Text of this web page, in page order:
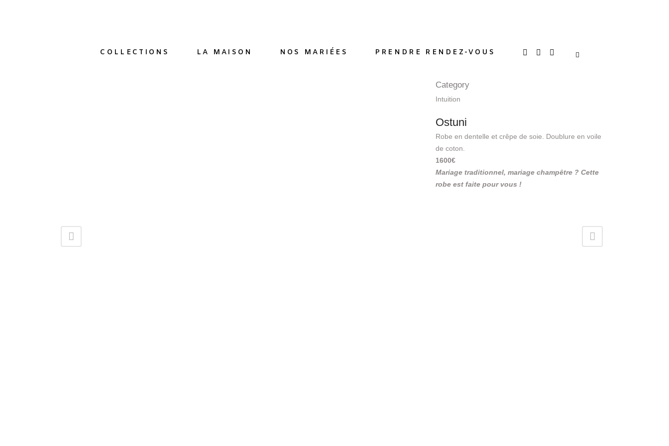
COLLECTIONS LA MAISON NOS MARIÉES PRENDRE RENDEZ-VOUS
Category
Intuition
Ostuni
Robe en dentelle et crêpe de soie. Doublure en voile
de coton.
1600€
Mariage traditionnel, mariage champêtre ? Cette
robe est faite pour vous !